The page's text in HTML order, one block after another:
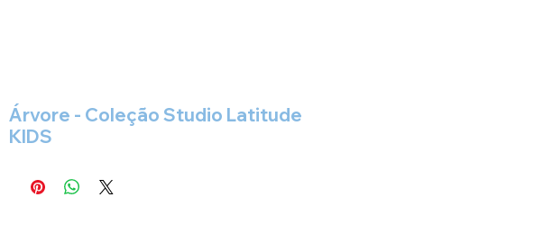
Árvore - Coleção Studio Latitude
KIDS